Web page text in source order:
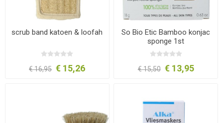
scrub band katoen & loofah
€ 16,95 € 15,26
So Bio Etic Bamboo konjac
sponge 1st
€ 15,50 € 13,95